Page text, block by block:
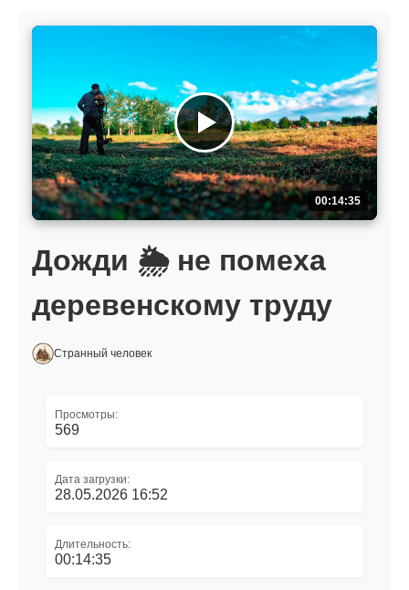
00:14:35
Дожди 🌦️ не помеха
деревенскому труду
Странный человек
Просмотры:
569
Дата загрузки:
28.05.2026 16:52
Длительность:
00:14:35